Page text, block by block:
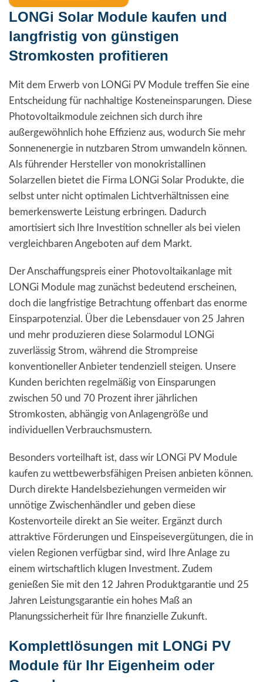
LONGi Solar Module kaufen und
langfristig von günstigen
Stromkosten profitieren
Mit dem Erwerb von LONGi PV Module treffen Sie eine
Entscheidung für nachhaltige Kosteneinsparungen. Diese
Photovoltaikmodule zeichnen sich durch ihre
außergewöhnlich hohe Effizienz aus, wodurch Sie mehr
Sonnenenergie in nutzbaren Strom umwandeln können.
Als führender Hersteller von monokristallinen
Solarzellen bietet die Firma LONGi Solar Produkte, die
selbst unter nicht optimalen Lichtverhältnissen eine
bemerkenswerte Leistung erbringen. Dadurch
amortisiert sich Ihre Investition schneller als bei vielen
vergleichbaren Angeboten auf dem Markt.
Der Anschaffungspreis einer Photovoltaikanlage mit
LONGi Module mag zunächst bedeutend erscheinen,
doch die langfristige Betrachtung offenbart das enorme
Einsparpotenzial. Über die Lebensdauer von 25 Jahren
und mehr produzieren diese Solarmodul LONGi
zuverlässig Strom, während die Strompreise
konventioneller Anbieter tendenziell steigen. Unsere
Kunden berichten regelmäßig von Einsparungen
zwischen 50 und 70 Prozent ihrer jährlichen
Stromkosten, abhängig von Anlagengröße und
individuellen Verbrauchsmustern.
Besonders vorteilhaft ist, dass wir LONGi PV Module
kaufen zu wettbewerbsfähigen Preisen anbieten können.
Durch direkte Handelsbeziehungen vermeiden wir
unnötige Zwischenhändler und geben diese
Kostenvorteile direkt an Sie weiter. Ergänzt durch
attraktive Förderungen und Einspeisevergütungen, die in
vielen Regionen verfügbar sind, wird Ihre Anlage zu
einem wirtschaftlich klugen Investment. Zudem
genießen Sie mit den 12 Jahren Produktgarantie und 25
Jahren Leistungsgarantie ein hohes Maß an
Planungssicherheit für Ihre finanzielle Zukunft.
Komplettlösungen mit LONGi PV
Module für Ihr Eigenheim oder